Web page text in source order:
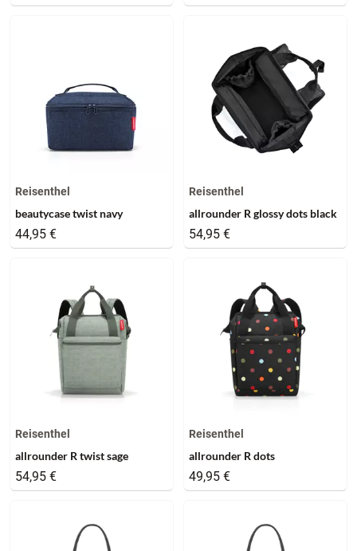
Reisenthel
beautycase twist navy
44,95 €
Reisenthel
allrounder R glossy dots black
54,95 €
Reisenthel
allrounder R twist sage
54,95 €
Reisenthel
allrounder R dots
49,95 €